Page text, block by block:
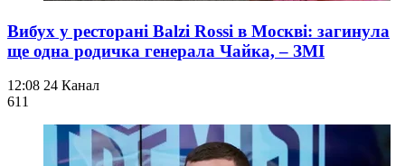
Вибух у ресторані Balzi Rossi в Москві: загинула
ще одна родичка генерала Чайка, – ЗМІ
12:08 24 Канал
611